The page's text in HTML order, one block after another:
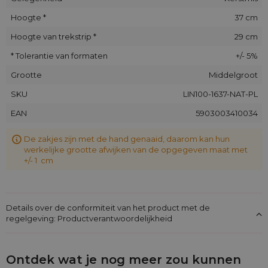
Hoogte *
37 cm
Hoogte van trekstrip *
29 cm
* Tolerantie van formaten
+/- 5%
Grootte
Middelgroot
SKU
LIN100-1637-NAT-PL
EAN
5903003410034
De zakjes zijn met de hand genaaid, daarom kan hun
werkelijke grootte afwijken van de opgegeven maat met
+/- 1 cm
Details over de conformiteit van het product met de
regelgeving: Productverantwoordelijkheid
Ontdek wat je nog meer zou kunnen